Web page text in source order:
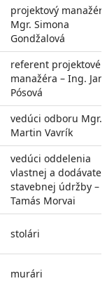
projektový manažér
Mgr. Simona
Gondžalová
referent
manažéra – Ing.
Pósová
vedúci odboru Mgr.
Martin Vavrík
vedúci oddelenia
vlastnej a
stavebnej údržby –
Tamás Morvai
stolári
murári